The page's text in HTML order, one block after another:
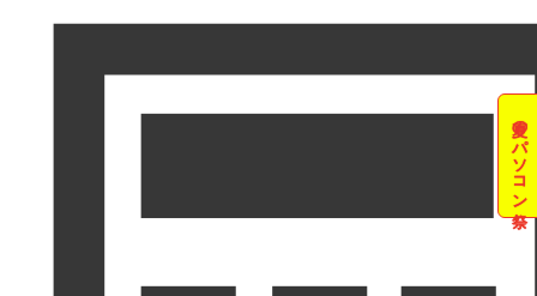
夏のパソコン祭